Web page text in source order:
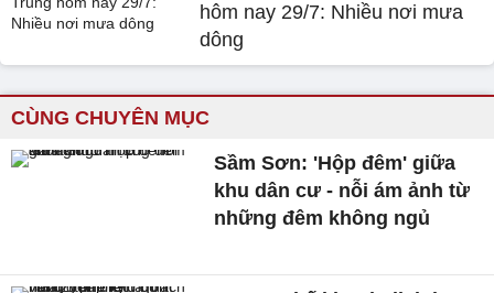
hôm nay 29/7: Nhiều nơi mưa
dông
CÙNG CHUYÊN MỤC
Sầm Sơn: 'Hộp đêm' giữa
khu dân cư - nỗi ám ảnh từ
những đêm không ngủ